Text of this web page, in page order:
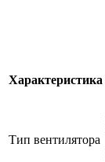
Характеристика
Тип вентилятора